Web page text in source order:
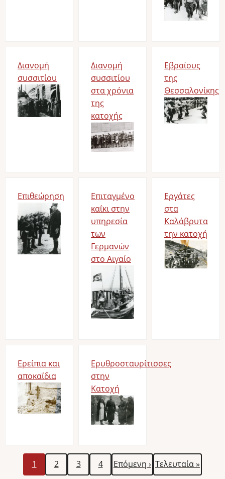
Διανομή
συσσιτίου
Bild
Διανομή
συσσιτίου
στα χρόνια
της
κατοχής
Bild
Εβραίους
της
Θεσσαλονίκης
Bild
Επιθεώρηση
Επιταγμένο
καΐκι στην
υπηρεσία
των
Γερμανών
στο Αιγαίο
Bild
Εργάτες
στα
Καλάβρυτα
την κατοχή
Bild
Ερείπια και
αποκαΐδια
Bild
Ερυθροσταυρίτισσες
στην
Κατοχή
Bild
Seitennummerierung
Aktuelle
Seite
1 Seite
2 Seite
3 Seite
4
Nächste
Seite
Επόμενη › Letzte
Seite
Τελευταία »